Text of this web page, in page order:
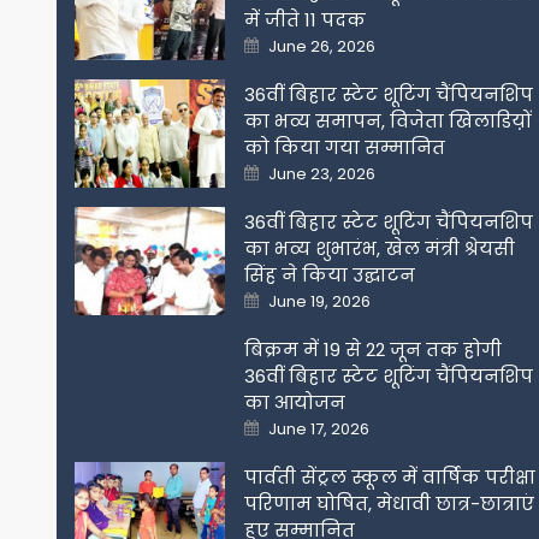
में जीते 11 पदक
Posted
on
June 26, 2026
36वीं बिहार स्टेट शूटिंग चैंपियनशिप
का भव्य समापन, विजेता खिलाडिय़ों
को किया गया सम्मानित
Posted
on
June 23, 2026
36वीं बिहार स्टेट शूटिंग चैंपियनशिप
का भव्य शुभारंभ, खेल मंत्री श्रेयसी
सिंह ने किया उद्घाटन
Posted
on
June 19, 2026
बिक्रम में 19 से 22 जून तक होगी
36वीं बिहार स्टेट शूटिंग चैंपियनशिप
का आयोजन
Posted
on
June 17, 2026
पार्वती सेंट्रल स्कूल में वार्षिक परीक्षा
परिणाम घोषित, मेधावी छात्र-छात्राएं
हुए सम्मानित